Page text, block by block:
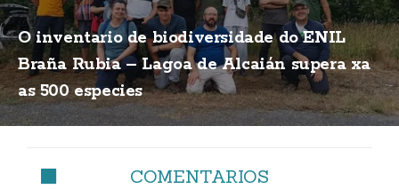
O inventario de biodiversidade do ENIL
Braña Rubia – Lagoa de Alcaián supera xa
as 500 especies
COMENTARIOS